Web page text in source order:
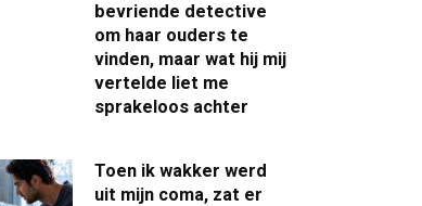
bevriende detective
om haar ouders te
vinden, maar wat hij mij
vertelde liet me
sprakeloos achter
Toen ik wakker werd
uit mijn coma, zat er